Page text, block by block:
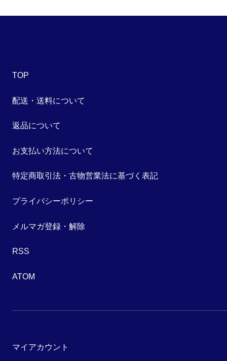
TOP
配送・送料について
返品について
お支払い方法について
特定商取引法・古物営業法に基づく表記
プライバシーポリシー
メルマガ登録・解除
RSS
ATOM
マイアカウント